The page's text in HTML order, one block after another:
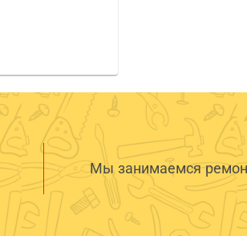
Мы занимаемся